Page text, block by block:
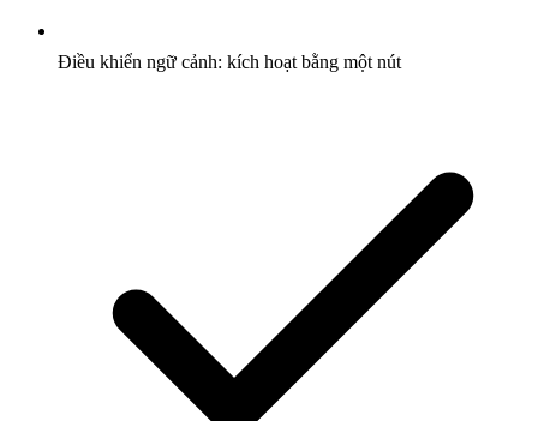
Điều khiển ngữ cảnh: kích hoạt bằng một nút